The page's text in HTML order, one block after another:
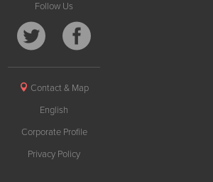
Follow Us
Contact & Map
English
Corporate Profile
Privacy Policy